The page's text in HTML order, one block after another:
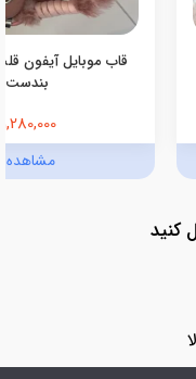
قاب موبایل آیفون
1,280,000 تومان
مشاهده
کنید